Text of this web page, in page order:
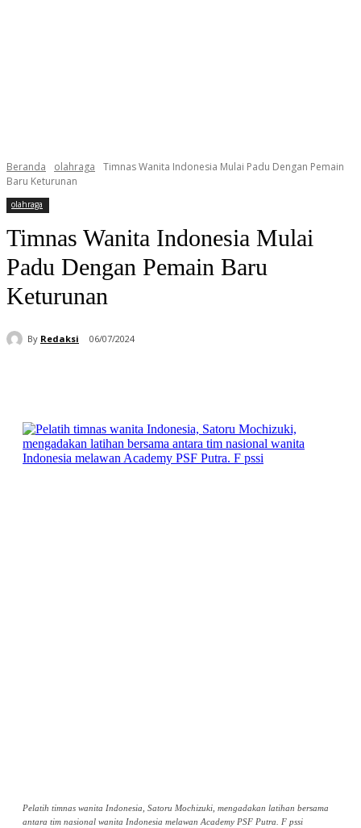
Beranda olahraga
Timnas Wanita Indonesia Mulai Padu Dengan Pemain
Baru Keturunan
olahraga
Timnas Wanita Indonesia Mulai
Padu Dengan Pemain Baru
Keturunan
By Redaksi 06/07/2024
Pelatih timnas wanita Indonesia, Satoru Mochizuki, mengadakan latihan bersama
antara tim nasional wanita Indonesia melawan Academy PSF Putra. F pssi